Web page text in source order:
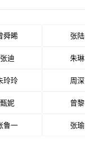
舜晞 张陆
张迪 朱琳
玲玲 周深
甄妮 曾黎
鲁一 张瑜